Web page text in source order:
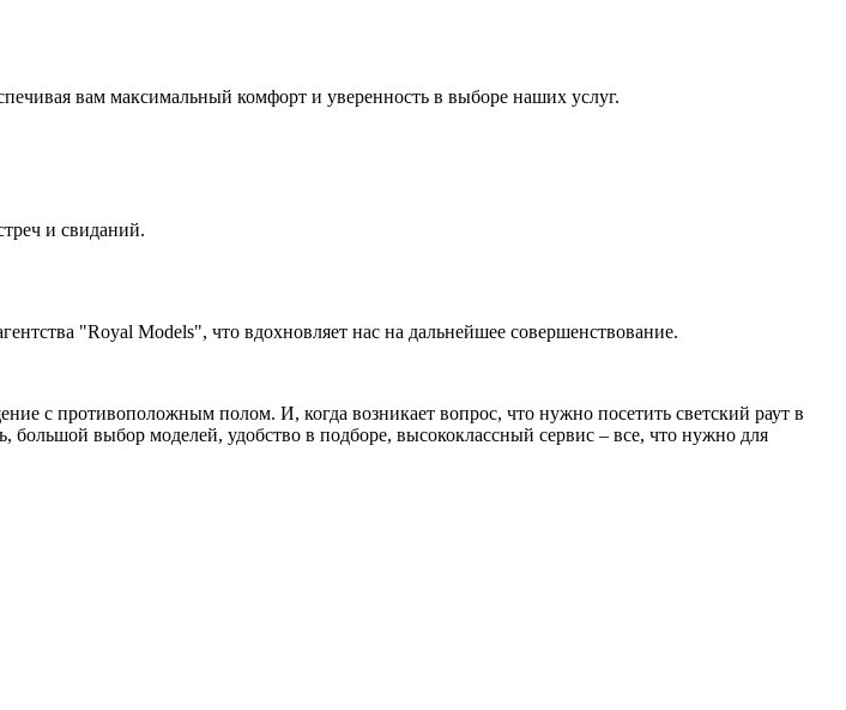
вам максимальный комфорт и уверенность в выборе наших услуг.
и свиданий.
"Royal Models", что вдохновляет нас на дальнейшее совершенствование.
с противоположным полом. И, когда возникает вопрос, что нужно посетить светский раут в
выбор моделей, удобство в подборе, высококлассный сервис – все, что нужно для